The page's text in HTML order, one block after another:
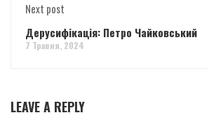
Next post
Дерусифікація: Петро Чайковський
7 Травня, 2024
LEAVE A REPLY